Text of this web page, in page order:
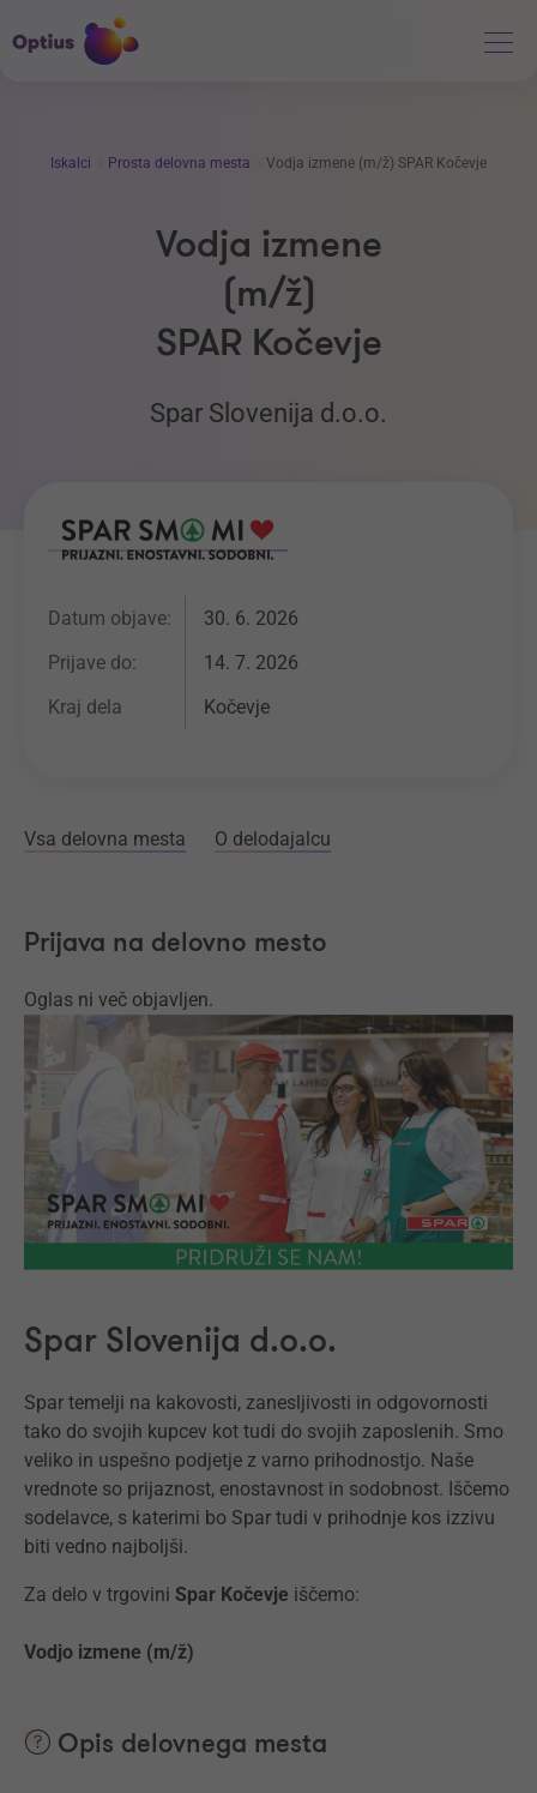
Iskalci Prosta delovna mesta Vodja izmene (m/ž) SPAR Kočevje
Vodja izmene
(m/ž)
SPAR Kočevje
Spar Slovenija d.o.o.
Datum objave:
30. 6. 2026
Prijave do:
14. 7. 2026
Kraj dela
Kočevje
Vsa delovna mesta O delodajalcu
Prijava na delovno mesto
Oglas ni več objavljen.
Spar Slovenija d.o.o.
Spar temelji na kakovosti, zanesljivosti in odgovornosti
tako do svojih kupcev kot tudi do svojih zaposlenih. Smo
veliko in uspešno podjetje z varno prihodnostjo. Naše
vrednote so prijaznost, enostavnost in sodobnost. Iščemo
sodelavce, s katerimi bo Spar tudi v prihodnje kos izzivu
biti vedno najboljši.
Za delo v trgovini Spar Kočevje iščemo:
Vodjo izmene (m/ž)
Opis delovnega mesta